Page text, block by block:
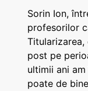
Sorin Ion,
profesorilor
post pe
ultimii ani
poate de